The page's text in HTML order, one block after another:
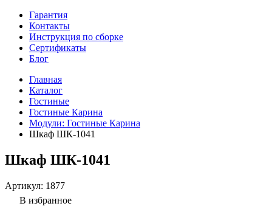
Гарантия
Контакты
Инструкция по сборке
Сертификаты
Блог
Главная
Каталог
Гостиные
Гостиные Карина
Модули: Гостиные Карина
Шкаф ШК-1041
Шкаф ШК-1041
Артикул: 1877
В избранное